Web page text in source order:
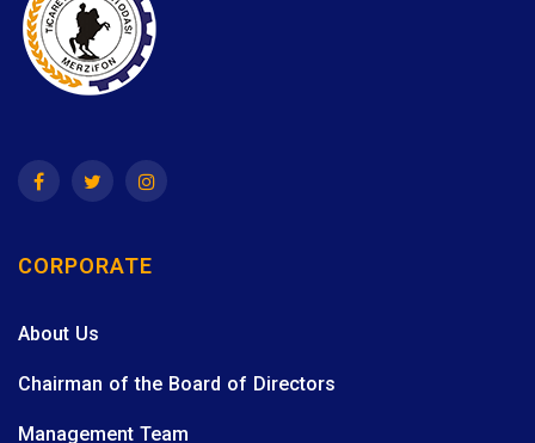
CORPORATE
About Us
Chairman of the Board of Directors
Management Team